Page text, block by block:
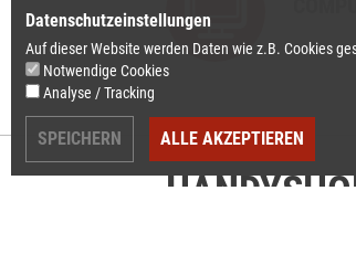
Datenschutzeinstellungen
Auf dieser Website werden Daten wie z.B. Cookies
Notwendige Cookies
Analyse / Tracking
SPEICHERN ALLE AKZEPTIEREN